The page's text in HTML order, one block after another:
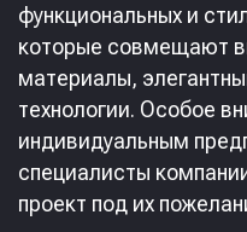
функциональных и
которые совмещают
материалы,
технологии. Особое
индивидуальным
специалисты
проект под их